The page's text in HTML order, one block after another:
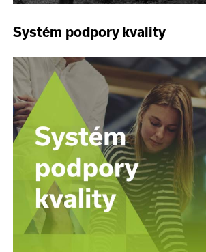
Systém podpory kvality